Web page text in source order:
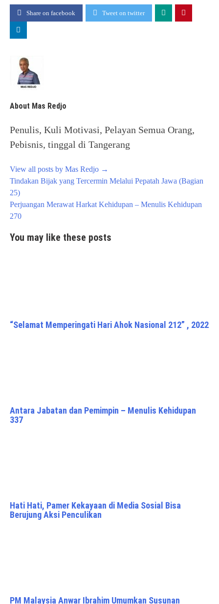
Share on facebook Tweet on twitter
About Mas Redjo
Penulis, Kuli Motivasi, Pelayan Semua Orang,
Pebisnis, tinggal di Tangerang
View all posts by Mas Redjo →
Post
navigation
Tindakan Bijak yang Tercermin Melalui Pepatah Jawa (Bagian
25)
Perjuangan Merawat Harkat Kehidupan – Menulis Kehidupan
270
You may like these posts
“Selamat Memperingati Hari Ahok Nasional 212” , 2022
Antara Jabatan dan Pemimpin – Menulis Kehidupan
337
Hati Hati, Pamer Kekayaan di Media Sosial Bisa
Berujung Aksi Penculikan
PM Malaysia Anwar Ibrahim Umumkan Susunan